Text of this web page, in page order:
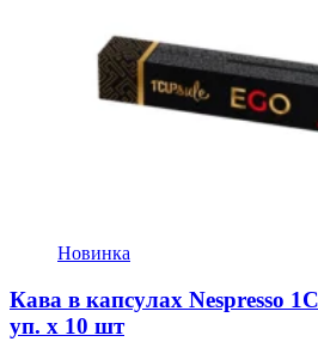
Новинка
Кава в капсулах Nespresso
уп. х 10 шт